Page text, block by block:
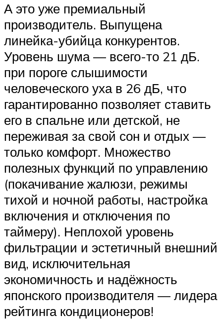
А это уже премиальный
производитель. Выпущена
линейка-убийца конкурентов.
Уровень шума — всего-то 21 дБ.
при пороге слышимости
человеческого уха в 26 дБ, что
гарантированно позволяет ставить
его в спальне или детской, не
переживая за свой сон и отдых —
только комфорт. Множество
полезных функций по управлению
(покачивание жалюзи, режимы
тихой и ночной работы, настройка
включения и отключения по
таймеру). Неплохой уровень
фильтрации и эстетичный внешний
вид, исключительная
экономичность и надёжность
японского производителя — лидера
рейтинга кондиционеров!